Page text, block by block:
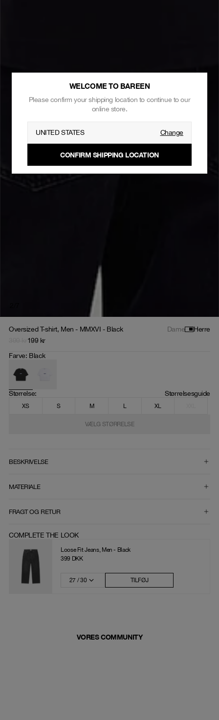
Oversized T-shirt, Men - MMXVI - Black Dame
Herre
199 kr
Farve: Black
Størrelse: Størrelsesguide
XS S M L XL
VÆLG STØRRELSE
BESKRIVELSE
MATERIALE
FRAGT OG RETUR
COMPLETE THE LOOK
Loose Fit Jeans, Men - Black
399 DKK
27 / 30 TILFØJ
VORES COMMUNITY
WELCOME TO BAREEN
Please confirm your shipping location to continue to our
online store.
UNITED STATES Change
CONFIRM SHIPPING LOCATION